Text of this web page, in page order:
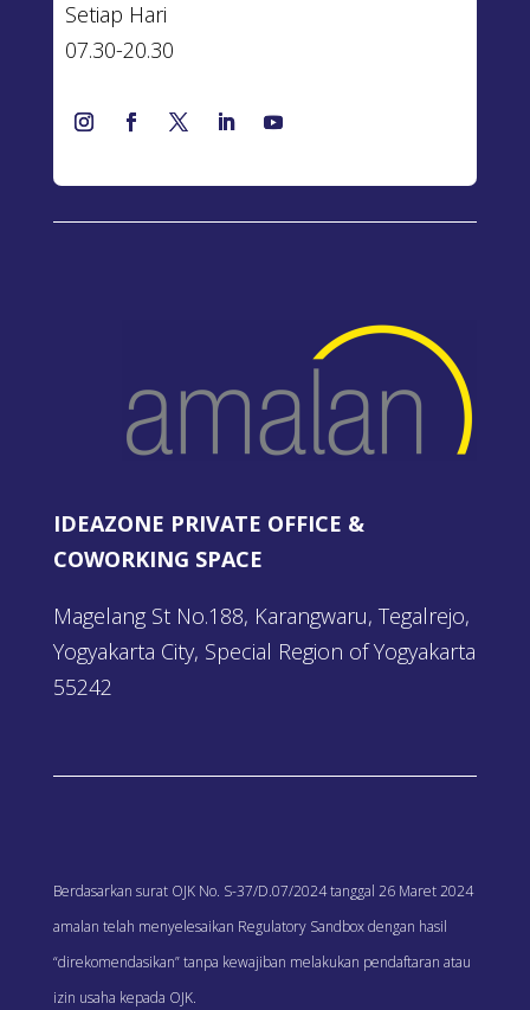
Setiap Hari
07.30-20.30
IDEAZONE PRIVATE OFFICE &
COWORKING SPACE
Magelang St No.188, Karangwaru, Tegalrejo,
Yogyakarta City, Special Region of Yogyakarta
55242
Berdasarkan surat OJK No. S-37/D.07/2024 tanggal 26 Maret 2024
amalan telah menyelesaikan Regulatory Sandbox dengan hasil
“direkomendasikan” tanpa kewajiban melakukan pendaftaran atau
izin usaha kepada OJK.